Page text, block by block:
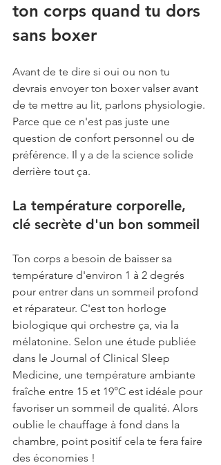
ton corps quand tu dors
sans boxer
Avant de te dire si oui ou non tu
devrais envoyer ton boxer valser avant
de te mettre au lit, parlons physiologie.
Parce que ce n'est pas juste une
question de confort personnel ou de
préférence. Il y a de la science solide
derrière tout ça.
La température corporelle,
clé secrète d'un bon sommeil
Ton corps a besoin de baisser sa
température d'environ 1 à 2 degrés
pour entrer dans un sommeil profond
et réparateur. C'est ton horloge
biologique qui orchestre ça, via la
mélatonine. Selon une étude publiée
dans le Journal of Clinical Sleep
Medicine, une température ambiante
fraîche entre 15 et 19°C est idéale pour
favoriser un sommeil de qualité. Alors
oublie le chauffage à fond dans la
chambre, point positif cela te fera faire
des économies !